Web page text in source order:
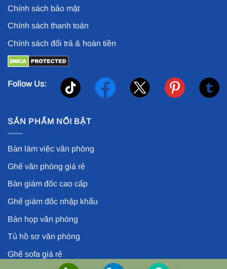
Chính sách bảo mật
Chính sách thanh toán
Chính sách đổi trả & hoàn tiền
Follow Us:
SẢN PHẨM NỔI BẬT
Bàn làm việc văn phòng
Ghế văn phòng giá rẻ
Bàn giám đốc cao cấp
Ghế giám đốc nhập khẩu
Bàn họp văn phòng
Tủ hồ sơ văn phòng
Ghế sofa giá rẻ